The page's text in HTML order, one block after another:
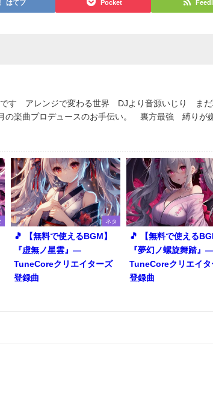
はてブ Pocket
す アレンジで変わる世界 DJより音源いじり まだ
の楽曲プロデュースのお手伝い。 裏方最強 縛り
ネタ
🎵 【無料で使えるBGM】
『虚無ノ星雲』―
TuneCoreクリエイターズ
登録曲
🎵 【無料で使える
『夢幻ノ螺旋舞踏』
TuneCoreクリエイタ
登録曲